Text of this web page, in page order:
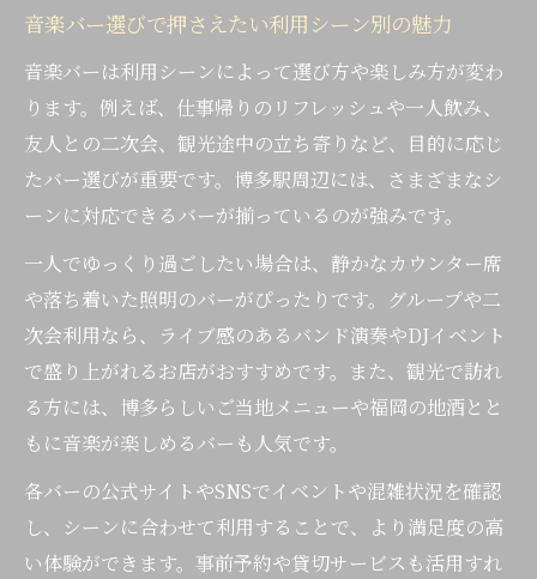
音楽バー選びで押さえたい利用シーン別の魅力
音楽バーは利用シーンによって選び方や楽しみ方が変わ
ります。例えば、仕事帰りのリフレッシュや一人飲み、
友人との二次会、観光途中の立ち寄りなど、目的に応じ
たバー選びが重要です。博多駅周辺には、さまざまなシ
ーンに対応できるバーが揃っているのが強みです。
一人でゆっくり過ごしたい場合は、静かなカウンター席
や落ち着いた照明のバーがぴったりです。グループや二
次会利用なら、ライブ感のあるバンド演奏やDJイベント
で盛り上がれるお店がおすすめです。また、観光で訪れ
る方には、博多らしいご当地メニューや福岡の地酒とと
もに音楽が楽しめるバーも人気です。
各バーの公式サイトやSNSでイベントや混雑状況を確認
し、シーンに合わせて利用することで、より満足度の高
い体験ができます。事前予約や貸切サービスも活用すれ